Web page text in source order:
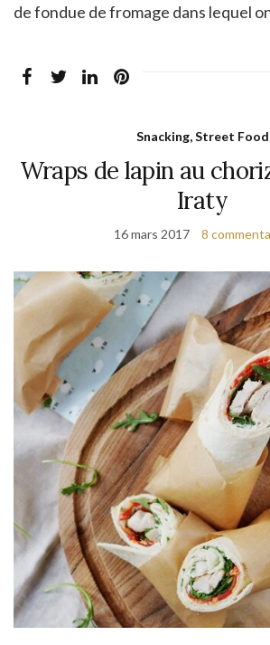
de fondue de fromage dans lequel
Snacking, Street Food
Wraps de lapin au
Iraty
16 mars 2017 8